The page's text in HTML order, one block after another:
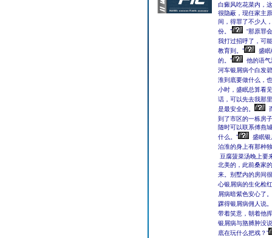
白癜风吃花菜内，
很隐蔽，现任家主
间，得罪了不少人
份。”
“那原罪
我打过招呼了，可
教育到。”
盛眠
的。”
他的语
河车银屑病个白发
淮到底要做什么，
小时，盛眠总算看
话，可以先去我那
是最安全的。
到了市区的一栋房
随时可以联系傅燕
什么。”
盛眠银
泊淮的身上有那种
豆腐菠菜汤晚上要
北美的，此前桑家
来。别墅内的房间
心银屑病的生化检
屑病暗紫色安心了。
踝得银屑病佣人说。
带着笑意，朝着他
银屑病与胳膊肿没
底在玩什么把戏？”